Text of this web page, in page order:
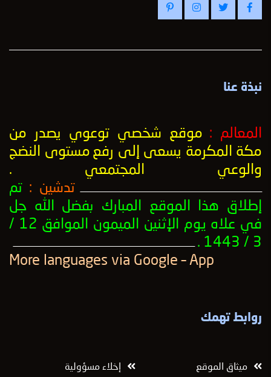
نبذة عنا
المعالم : موقع شخصي توعوي يصدر من
مكة المكرمة يسعى إلى رفع مستوى النضج
والوعي المجتمعي .
ــــــــــــــــــــــــــــــــــــــــــــــــــــــــــــــــــــــــــــــــــــــــــــــــــــ تدشين : تم
إطلاق هذا الموقع المبارك بفضل الله جل
في علاه يوم الإثنين الميمون الموافق 12 /
3 / 1443 .
ــــــــــــــــــــــــــــــــــــــــــــــــــــــــــــــــــــــــــــــــــــــــــــــــــــ
روابط تهمك
ميثاق الموقع إخلاء مسؤولية